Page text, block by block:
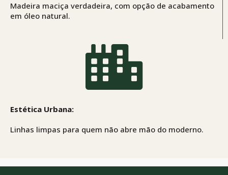
Madeira maciça verdadeira, com opção de acabamento
em óleo natural.
Estética Urbana:
Linhas limpas para quem não abre mão do moderno.